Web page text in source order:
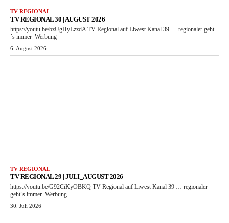
TV REGIONAL
TV REGIONAL 30 | AUGUST 2026
https://youtu.be/bzUgHyLzzdA TV Regional auf Liwest Kanal 39 … regionaler geht
´s immer Werbung
6. August 2026
TV REGIONAL
TV REGIONAL 29 | JULI_AUGUST 2026
https://youtu.be/G92CiKyOBKQ TV Regional auf Liwest Kanal 39 … regionaler
geht´s immer Werbung
30. Juli 2026